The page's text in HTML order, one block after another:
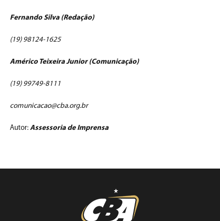
Fernando Silva (Redação)
(19) 98124-1625
Américo Teixeira Junior (Comunicação)
(19) 99749-8111
comunicacao@cba.org.br
Autor: Assessoria de Imprensa